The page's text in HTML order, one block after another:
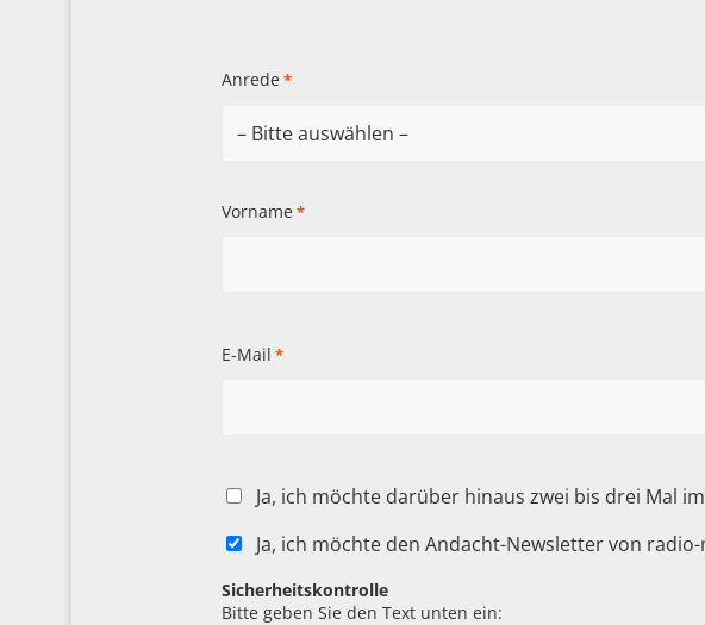
Anrede *
Vorname *
E-Mail *
Ja, ich möchte darüber hinaus zwei bis drei Mal
Ja, ich möchte den Andacht-Newsletter von
Sicherheitskontrolle
Bitte geben Sie den Text unten ein: